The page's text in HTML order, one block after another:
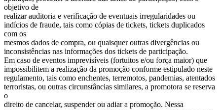
objetivo de
realizar auditoria e verificação de eventuais irregularidades ou
indícios de fraude, tais como cópias de tickets, tickets duplicados
com os
mesmos dados de compra, ou quaisquer outras divergências ou
inconsistências nas informações dos tickets de participação.
Em caso de eventos imprevisíveis (fortuitos e/ou força maior) que
impossibilitem a realização da promoção conforme estipulado neste
regulamento, tais como enchentes, terremotos, pandemias, atentados
terroristas, ou outras circunstâncias similares, a promotora se reserva
o
direito de cancelar, suspender ou adiar a promoção. Nessa